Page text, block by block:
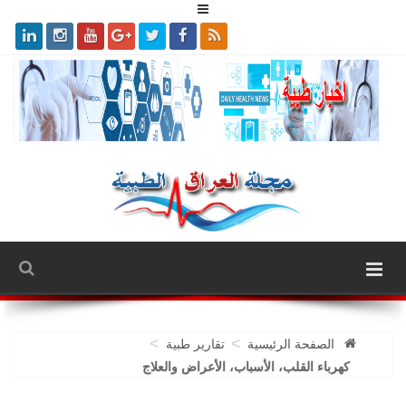
الصفحة الرئيسية > تقارير طبية >
كهرباء القلب، الأسباب، الأعراض والعلاج